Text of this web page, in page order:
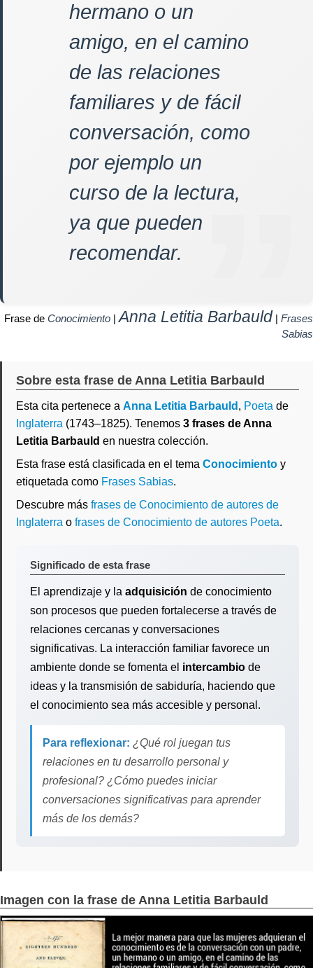
hermano o un
amigo, en el camino
de las relaciones
familiares y de fácil
conversación, como
por ejemplo un
curso de la lectura,
ya que pueden
recomendar.
Frase de Conocimiento |Anna Letitia Barbauld | Frases
Sabias
Sobre esta frase de Anna Letitia Barbauld
Esta cita pertenece a Anna Letitia Barbauld , Poeta de
Inglaterra (1743–1825). Tenemos 3 frases de Anna
Letitia Barbauld en nuestra colección.
Esta frase está clasificada en el tema Conocimiento y
etiquetada como Frases Sabias.
Descubre más frases de Conocimiento de autores de
Inglaterra o frases de Conocimiento de autores Poeta.
Significado de esta frase
El aprendizaje y la adquisición de conocimiento
son procesos que pueden fortalecerse a través de
relaciones cercanas y conversaciones
significativas. La interacción familiar favorece un
ambiente donde se fomenta el intercambio de
ideas y la transmisión de sabiduría, haciendo que
el conocimiento sea más accesible y personal.
Para reflexionar: ¿Qué rol juegan tus
relaciones en tu desarrollo personal y
profesional? ¿Cómo puedes iniciar
conversaciones significativas para aprender
más de los demás?
Imagen con la frase de Anna Letitia Barbauld